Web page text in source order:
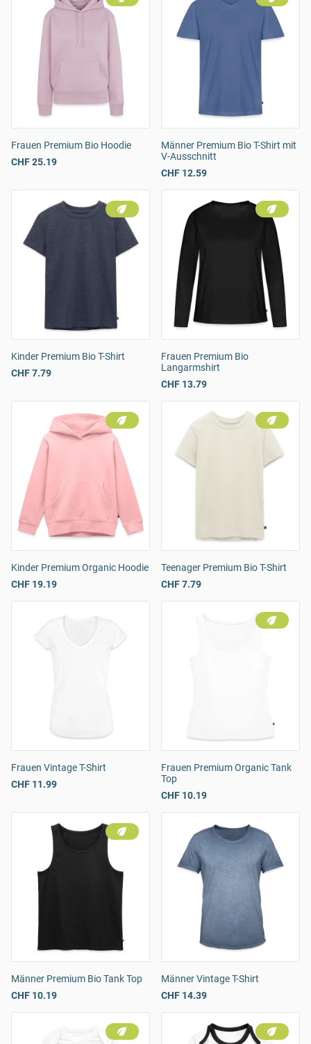
Frauen Premium Bio Hoodie
CHF 25.19
Männer Premium Bio T-Shirt mit
V-Ausschnitt
CHF 12.59
Kinder Premium Bio T-Shirt
CHF 7.79
Frauen Premium Bio
Langarmshirt
CHF 13.79
Kinder Premium Organic Hoodie
CHF 19.19
Teenager Premium Bio T-Shirt
CHF 7.79
Frauen Vintage T-Shirt
CHF 11.99
Frauen Premium Organic Tank
Top
CHF 10.19
Männer Premium Bio Tank Top
CHF 10.19
Männer Vintage T-Shirt
CHF 14.39